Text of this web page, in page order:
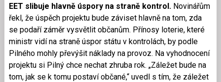
EET slibuje hlavně úspory na straně kontrol. Novinářům
řekl, že úspěch projektu bude záviset hlavně na tom, zda
se podaří záměr vysvětlit občanům. Přínosy loterie, které
ministr vidí na straně úspor státu v kontrolách, by podle
Pilného mohly převýšit náklady na provoz. Na vyhodnocení
projektu si Pilný chce nechat zhruba rok. „Záležet bude na
tom, jak se k tomu postaví občané,“ uvedl s tím, že záležet